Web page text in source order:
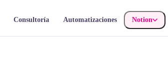
Consultoría Automatizaciones Notion